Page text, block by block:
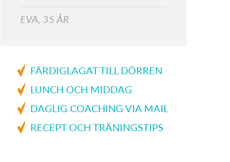
EVA, 35 ÅR
FÄRDIGLAGAT TILL DÖRREN
LUNCH OCH MIDDAG
DAGLIG COACHING VIA MAIL
RECEPT OCH TRÄNINGSTIPS